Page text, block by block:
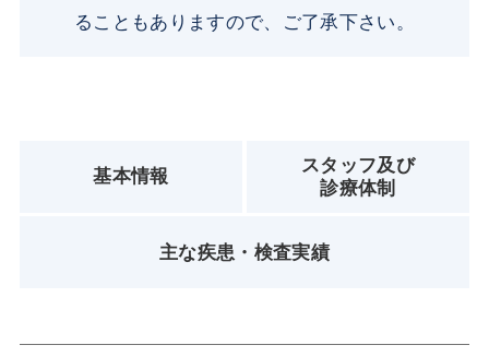
ることもありますので、ご了承下さい。
基本情報
スタッフ及び
診療体制
主な疾患・検査実績